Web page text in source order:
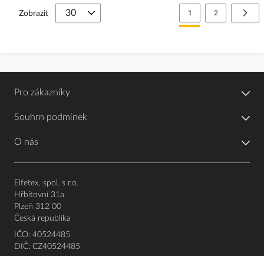
Stránka
Právě si prohlížíte
1 Stránka
2
Zobrazit
Pro zákazníky
Souhrn podmínek
O nás
Elfetex, spol. s r.o.
Hřbitovní 31a
Plzeň 312 00
Česká republika
IČO: 40524485
DIČ: CZ40524485